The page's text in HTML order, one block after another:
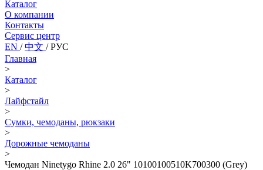
Каталог
О компании
Контакты
Сервис центр
EN /中文 /РУС
Главная
>
Каталог
>
Лайфстайл
>
Сумки, чемоданы, рюкзаки
>
Дорожные чемоданы
>
Чемодан Ninetygo Rhine 2.0 26" 10100100510K700300 (Grey)